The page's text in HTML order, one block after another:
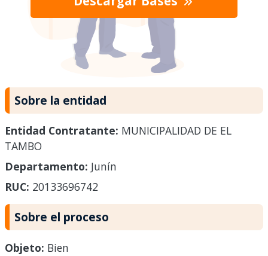
Sobre la entidad
Entidad Contratante: MUNICIPALIDAD DE EL
TAMBO
Departamento: Junín
RUC: 20133696742
Sobre el proceso
Objeto: Bien